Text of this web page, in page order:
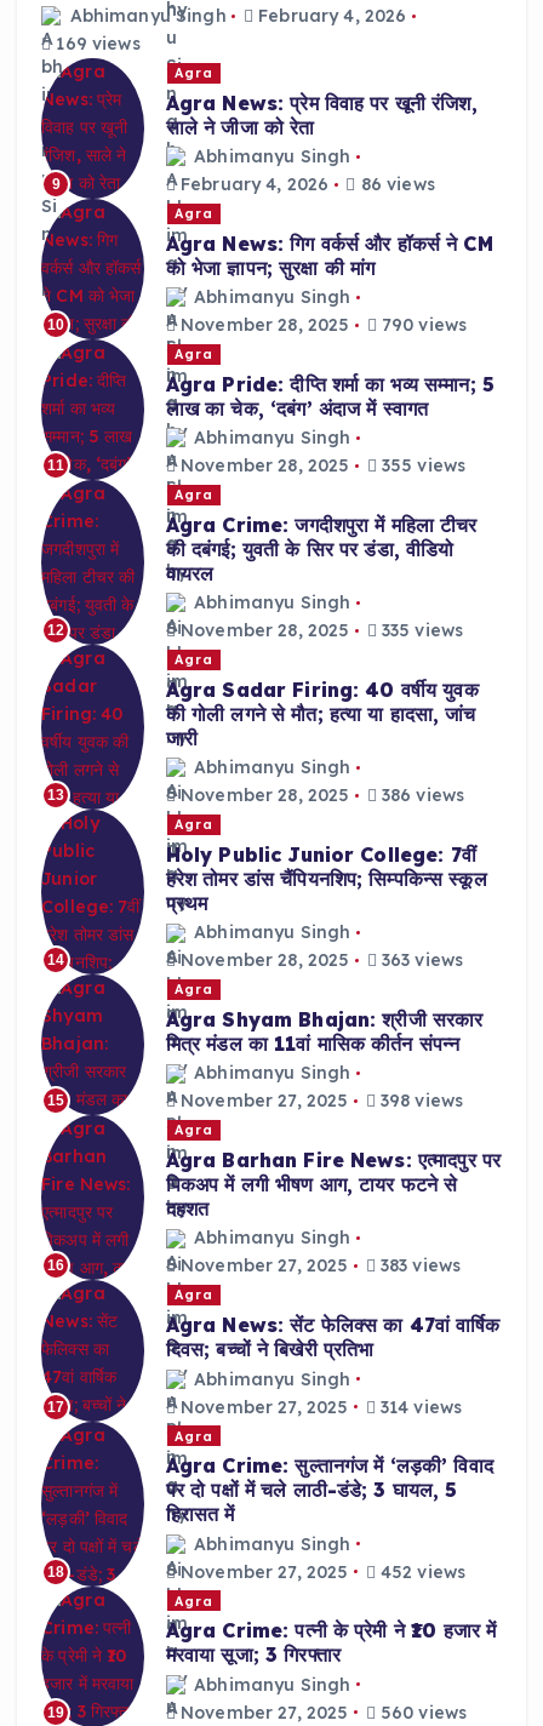
Abhimanyu Singh
February 4, 2026
169 views
9
Agra
Agra News: प्रेम विवाह पर खूनी रंजिश,
साले ने जीजा को रेता
Abhimanyu Singh
February 4, 2026
86 views
10
Agra
Agra News: गिग वर्कर्स और हॉकर्स ने CM
को भेजा ज्ञापन; सुरक्षा की मांग
Abhimanyu Singh
November 28, 2025
790 views
11
Agra
Agra Pride: दीप्ति शर्मा का भव्य सम्मान; 5
लाख का चेक, ‘दबंग’ अंदाज में स्वागत
Abhimanyu Singh
November 28, 2025
355 views
12
Agra
Agra Crime: जगदीशपुरा में महिला टीचर
की दबंगई; युवती के सिर पर डंडा, वीडियो
वायरल
Abhimanyu Singh
November 28, 2025
335 views
13
Agra
Agra Sadar Firing: 40 वर्षीय युवक
की गोली लगने से मौत; हत्या या हादसा, जांच
जारी
Abhimanyu Singh
November 28, 2025
386 views
14
Agra
Holy Public Junior College: 7वीं
हरेश तोमर डांस चैंपियनशिप; सिम्पकिन्स स्कूल
प्रथम
Abhimanyu Singh
November 28, 2025
363 views
15
Agra
Agra Shyam Bhajan: श्रीजी सरकार
मित्र मंडल का 11वां मासिक कीर्तन संपन्न
Abhimanyu Singh
November 27, 2025
398 views
16
Agra
Agra Barhan Fire News: एत्मादपुर पर
पिकअप में लगी भीषण आग, टायर फटने से
दहशत
Abhimanyu Singh
November 27, 2025
383 views
17
Agra
Agra News: सेंट फेलिक्स का 47वां वार्षिक
दिवस; बच्चों ने बिखेरी प्रतिभा
Abhimanyu Singh
November 27, 2025
314 views
18
Agra
Agra Crime: सुल्तानगंज में ‘लड़की’ विवाद
पर दो पक्षों में चले लाठी-डंडे; 3 घायल, 5
हिरासत में
Abhimanyu Singh
November 27, 2025
452 views
19
Agra
Agra Crime: पत्नी के प्रेमी ने ₹10 हजार में
मरवाया सूजा; 3 गिरफ्तार
Abhimanyu Singh
November 27, 2025
560 views